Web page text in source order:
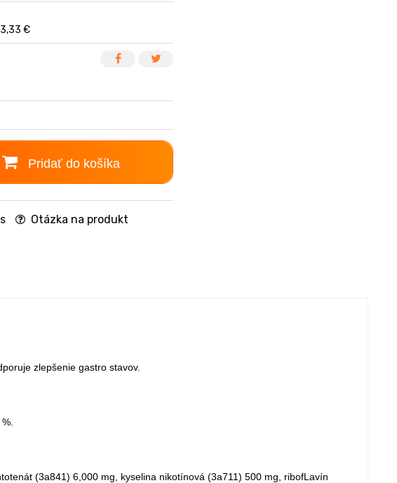
€
Pridať do košíka
Otázka na produkt
zlepšenie gastro stavov.
(3a841) 6,000 mg, kyselina nikotínová (3a711) 500 mg, ribofLavín